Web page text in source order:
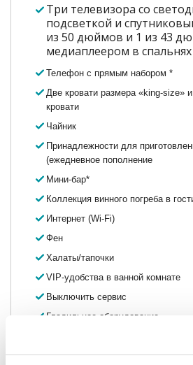
Три телевизора со
подсветкой и
из 50 дюймов и 1 из 43
медиаплеером в спальнях
Телефон с прямым набором *
Две кровати размера «king-size»
кровати
Чайник
Принадлежности для
(ежедневное пополнение
Мини-бар*
Коллекция винного погреба в
Интернет (Wi-Fi)
Фен
Халаты/тапочки
VIP-удобства в ванной комнате
Выключить сервис
Гладильное оборудование
Электронный сейф